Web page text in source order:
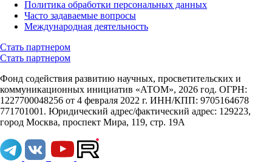
Политика обработки персональных данных
Часто задаваемые вопросы
Международная деятельность
Стать партнером
Стать партнером
Фонд содействия развитию научных, просветительских и
коммуникационных инициатив «АТОМ», 2026 год. ОГРН:
1227700048256 от 4 февраля 2022 г. ИНН/КПП: 9705164678
771701001. Юридический адрес/фактический адрес: 129223,
город Москва, проспект Мира, 119, стр. 19А